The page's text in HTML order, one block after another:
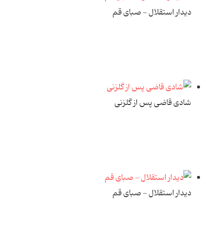
دیدار استقلال - صبای قم
شادی قاضی پس از گلزنی
دیدار استقلال - صبای قم